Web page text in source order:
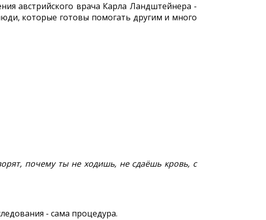
австрийского врача Карла Ландштейнера -
которые готовы помогать другим и много
почему ты не ходишь, не сдаёшь кровь, с
- сама процедура.